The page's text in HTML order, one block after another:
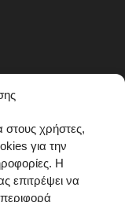
στους χρήστες,
για την
Η
επιτρέψει να